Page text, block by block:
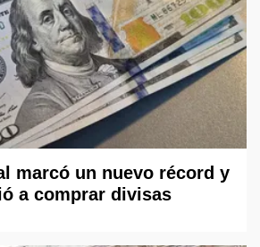
marcó un nuevo récord y
a comprar divisas